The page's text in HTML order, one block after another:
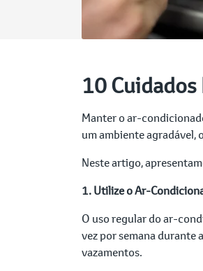
10
Manter o ar-
um ambiente agradável,
Neste artigo,
1. Utilize o Ar-
O uso regular do ar-
vez por semana durante
vazamentos.